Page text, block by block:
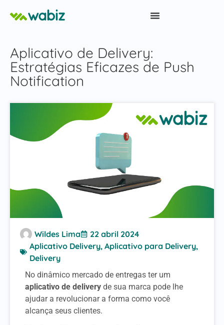
Aplicativo de Delivery:
Estratégias Eficazes de Push
Notification
Wildes Lima
22 abril 2024
Aplicativo Delivery, Aplicativo para Delivery,
Delivery
No dinâmico mercado de entregas ter um
aplicativo de delivery de sua marca pode lhe
ajudar a revolucionar a forma como você
alcança seus clientes.